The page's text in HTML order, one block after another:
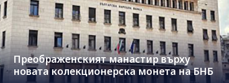
Преображенският манастир върху
новата колекционерска монета на БНБ